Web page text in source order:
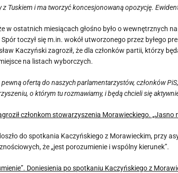
z Tuskiem i ma tworzyć koncesjonowaną opozycję.
w ostatnich miesiącach głośno było o wewnętrznych
toczył się m.in. wokół utworzonego przez byłego
Kaczyński zagroził, że dla członków partii, którzy
na listach wyborczych.
ofertą do naszych parlamentarzystów, członków
o którym tu rozmawiamy, i będą chcieli się
członkom stowarzyszenia Morawieckiego. „Jasno
do spotkania Kaczyńskiego z Morawieckim, przy
że „jest porozumienie i wspólny kierunek”.
Doniesienia po spotkaniu Kaczyńskiego z